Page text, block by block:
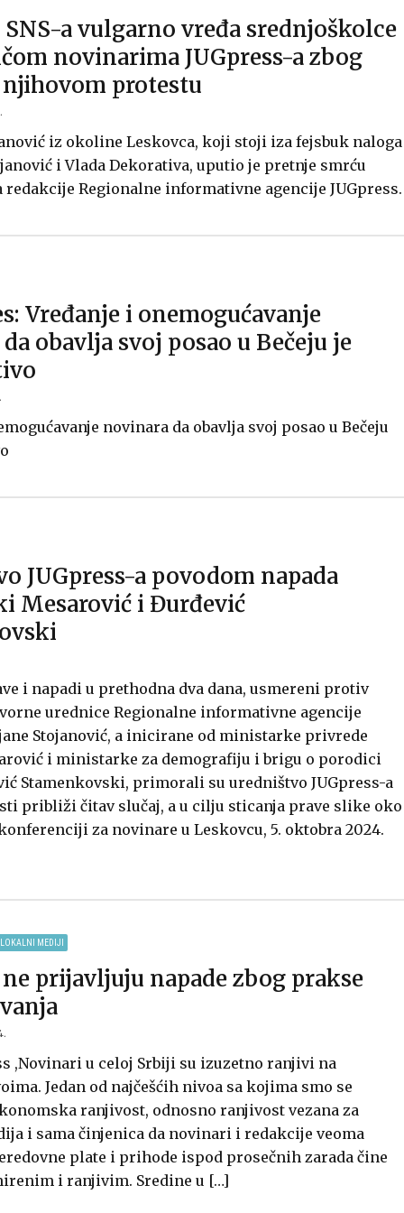
a vulgarno vređa srednjoškolce
novinarima JUGpress-a zbog
protestu
iz okoline Leskovca, koji stoji iza fejsbuk naloga
i Vlada Dekorativa, uputio je pretnje smrću
Regionalne informativne agencije JUGpress.
Vređanje i onemogućavanje
obavlja svoj posao u Bečeju je
novinara da obavlja svoj posao u Bečeju
JUGpress-a povodom napada
Mesarović i Đurđević
i napadi u prethodna dva dana, usmereni protiv
urednice Regionalne informativne agencije
Stojanović, a inicirane od ministarke privrede
i ministarke za demografiju i brigu o porodici
Stamenkovski, primorali su uredništvo JUGpress-a
približi čitav slučaj, a u cilju sticanja prave slike oko
za novinare u Leskovcu, 5. oktobra 2024.
LOKALNI MEDIJI
prijavljuju napade zbog prakse
,Novinari u celoj Srbiji su izuzetno ranjivi na
Jedan od najčešćih nivoa sa kojima smo se
ranjivost, odnosno ranjivost vezana za
i sama činjenica da novinari i redakcije veoma
plate i prihode ispod prosečnih zarada čine
i ranjivim. Sredine u […]